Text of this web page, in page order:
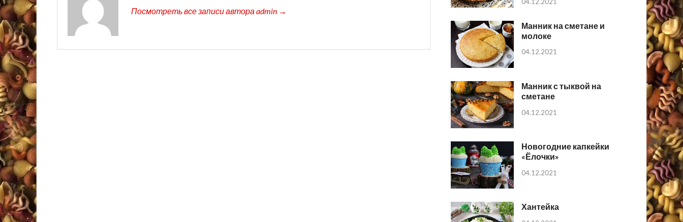
Посмотреть все записи автора admin →
Манник на сметане и
молоке
04.12.2021
Манник с тыквой на
сметане
04.12.2021
Новогодние капкейки
«Ёлочки»
04.12.2021
Хантейка